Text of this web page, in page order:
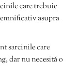
care trebuie
asupra
sarcinile care
dar nu necesită o